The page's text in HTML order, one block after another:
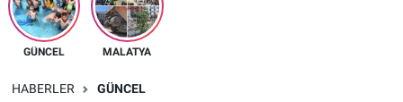
GÜNCEL MALATYA
HABERLER GÜNCEL
SAĞLIK
DİĞER
Süper Lig Puan Durumu ve Fikstür
Tüm Manşetler